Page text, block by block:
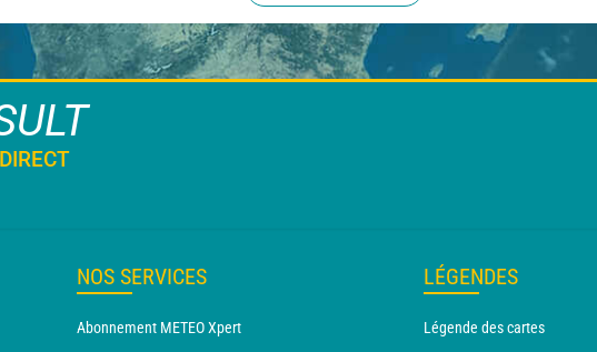
NOS SERVICES
Abonnement METEO Xpert
LÉGENDES
Légende des cartes